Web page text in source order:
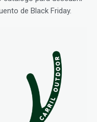
de Black Friday.